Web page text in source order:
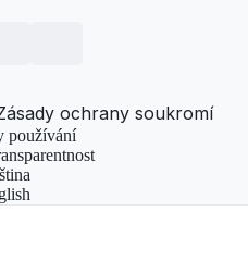
ochrany soukromí
používání